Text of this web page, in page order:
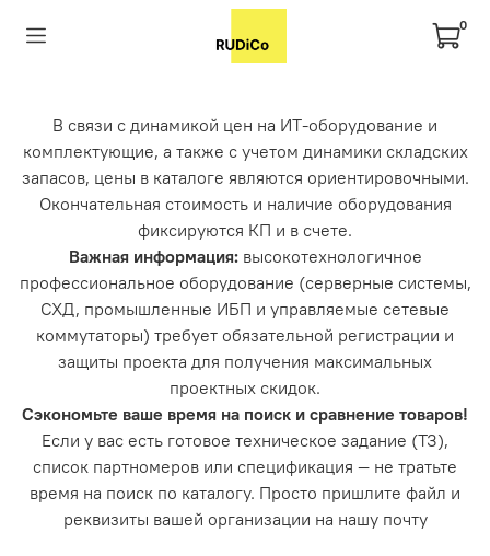
0
В связи с динамикой цен на ИТ-оборудование и
комплектующие, а также с учетом динамики складских
запасов, цены в каталоге являются ориентировочными.
Окончательная стоимость и наличие оборудования
фиксируются КП и в счете.
Важная информация: высокотехнологичное
профессиональное оборудование (серверные системы,
СХД, промышленные ИБП и управляемые сетевые
коммутаторы) требует обязательной регистрации и
защиты проекта для получения максимальных
проектных скидок.
Сэкономьте ваше время на поиск и сравнение товаров!
Если у вас есть готовое техническое задание (ТЗ),
список партномеров или спецификация — не тратьте
время на поиск по каталогу. Просто пришлите файл и
реквизиты вашей организации на нашу почту